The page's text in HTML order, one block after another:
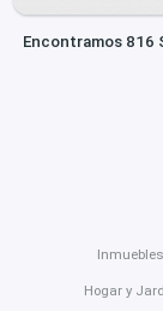
Encontramos 816
Inmuebles
Hogar y